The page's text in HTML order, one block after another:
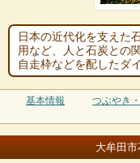
日本の近代化を支えた
用など、人と石炭との
自走枠などを配したダ
基本情報 つぶやき
大牟田